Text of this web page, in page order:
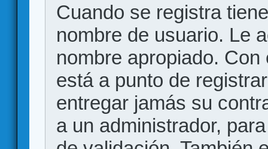
Cuando se registra
nombre de usuario. Le
nombre apropiado.
está a punto de
entregar jamás su
a un administrador,